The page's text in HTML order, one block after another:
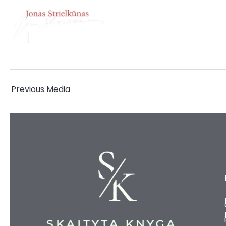
Previous Media